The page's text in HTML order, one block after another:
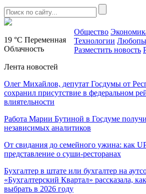
19 °C Переменная
Облачность
Общество
Технологии
Разместить новость
Лента новостей
Олег Михайлов, депутат Госдумы от
сохранил присутствие в федеральном
влиятельности
Работа Марии Бутиной в Госдуме
независимых аналитиков
От свидания до семейного ужина: как
представление о суши-ресторанах
Бухгалтер в штате или бухгалтер на
«Бухгалтерский Квартал» рассказала,
выбрать в 2026 году